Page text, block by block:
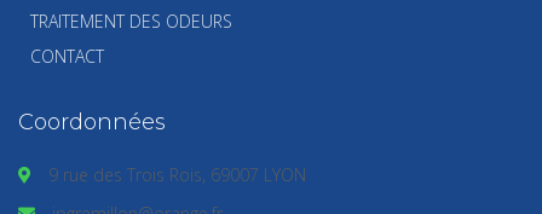
TRAITEMENT DES ODEURS
CONTACT
Coordonnées
9 rue des Trois Rois, 69007 LYON